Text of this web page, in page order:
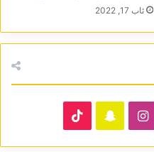
ئاب 17, 2022
Instagram
Snapchat